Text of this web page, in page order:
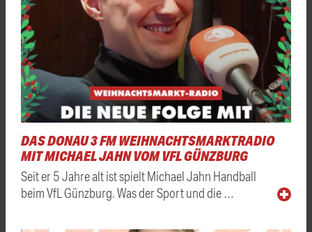
DAS DONAU 3 FM WEIHNACHTSMARKTRADIO
MIT MICHAEL JAHN VOM VFL GÜNZBURG
Seit er 5 Jahre alt ist spielt Michael Jahn Handball
beim VfL Günzburg. Was der Sport und die …